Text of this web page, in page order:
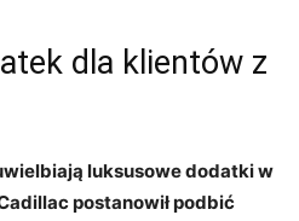
dla klientów ‍z
luksusowe dodatki w
postanowił podbić